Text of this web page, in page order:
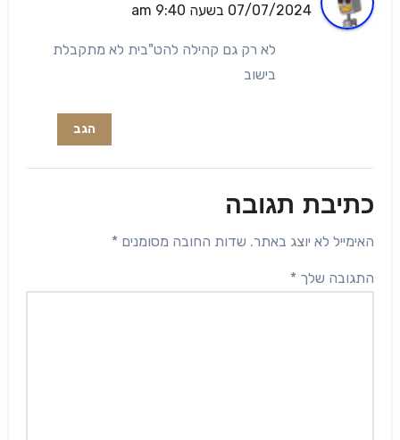
07/07/2024 בשעה 9:40 am
לא רק גם קהילה להט"בית לא מתקבלת
בישוב
הגב
כתיבת תגובה
האימייל לא יוצג באתר. שדות החובה מסומנים *
התגובה שלך *